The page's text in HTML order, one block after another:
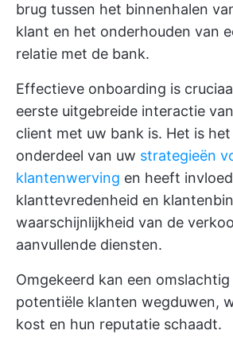
brug tussen het binnenhalen
klant en het onderhouden van
relatie met de bank.
Effectieve onboarding is
eerste uitgebreide interactie
client met uw bank is. Het is
onderdeel van uw strategieën
klantenwerving en heeft
klanttevredenheid en
waarschijnlijkheid van de
aanvullende diensten.
Omgekeerd kan een
potentiële klanten wegduwen,
kost en hun reputatie schaadt.